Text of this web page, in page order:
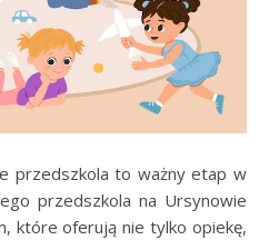
przedszkola to ważny etap w
przedszkola na Ursynowie
które oferują nie tylko opiekę,